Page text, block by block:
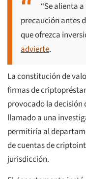
“Se alienta
precaución antes
que ofrezca
advierte.
La constitución de
firmas de
provocado la decisión
llamado a una
permitiría al
de cuentas de
jurisdicción.